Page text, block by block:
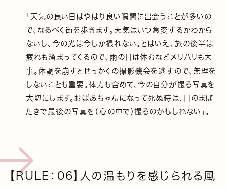
「天気の良い日はやはり良い瞬間に出会うことが多いの
で、なるべく街を歩きます。天気はいつ急変するかわから
ないし、今の光は今しか撮れない。とはいえ、旅の後半は
疲れも溜まってくるので、雨の日は休むなどメリハリも大
事。体調を崩すとせっかくの撮影機会を逃すので、無理を
しないことも重要。体力も含めて、今の自分が撮る写真を
大切にします。おばあちゃんになって死ぬ時は、目のまば
たきで最後の写真を（心の中で）撮るのかもしれない」。
【RULE：06】人の温もりを感じられる風